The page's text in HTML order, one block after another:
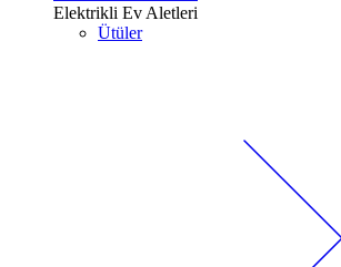
Elektrikli Ev Aletleri
Ütüler